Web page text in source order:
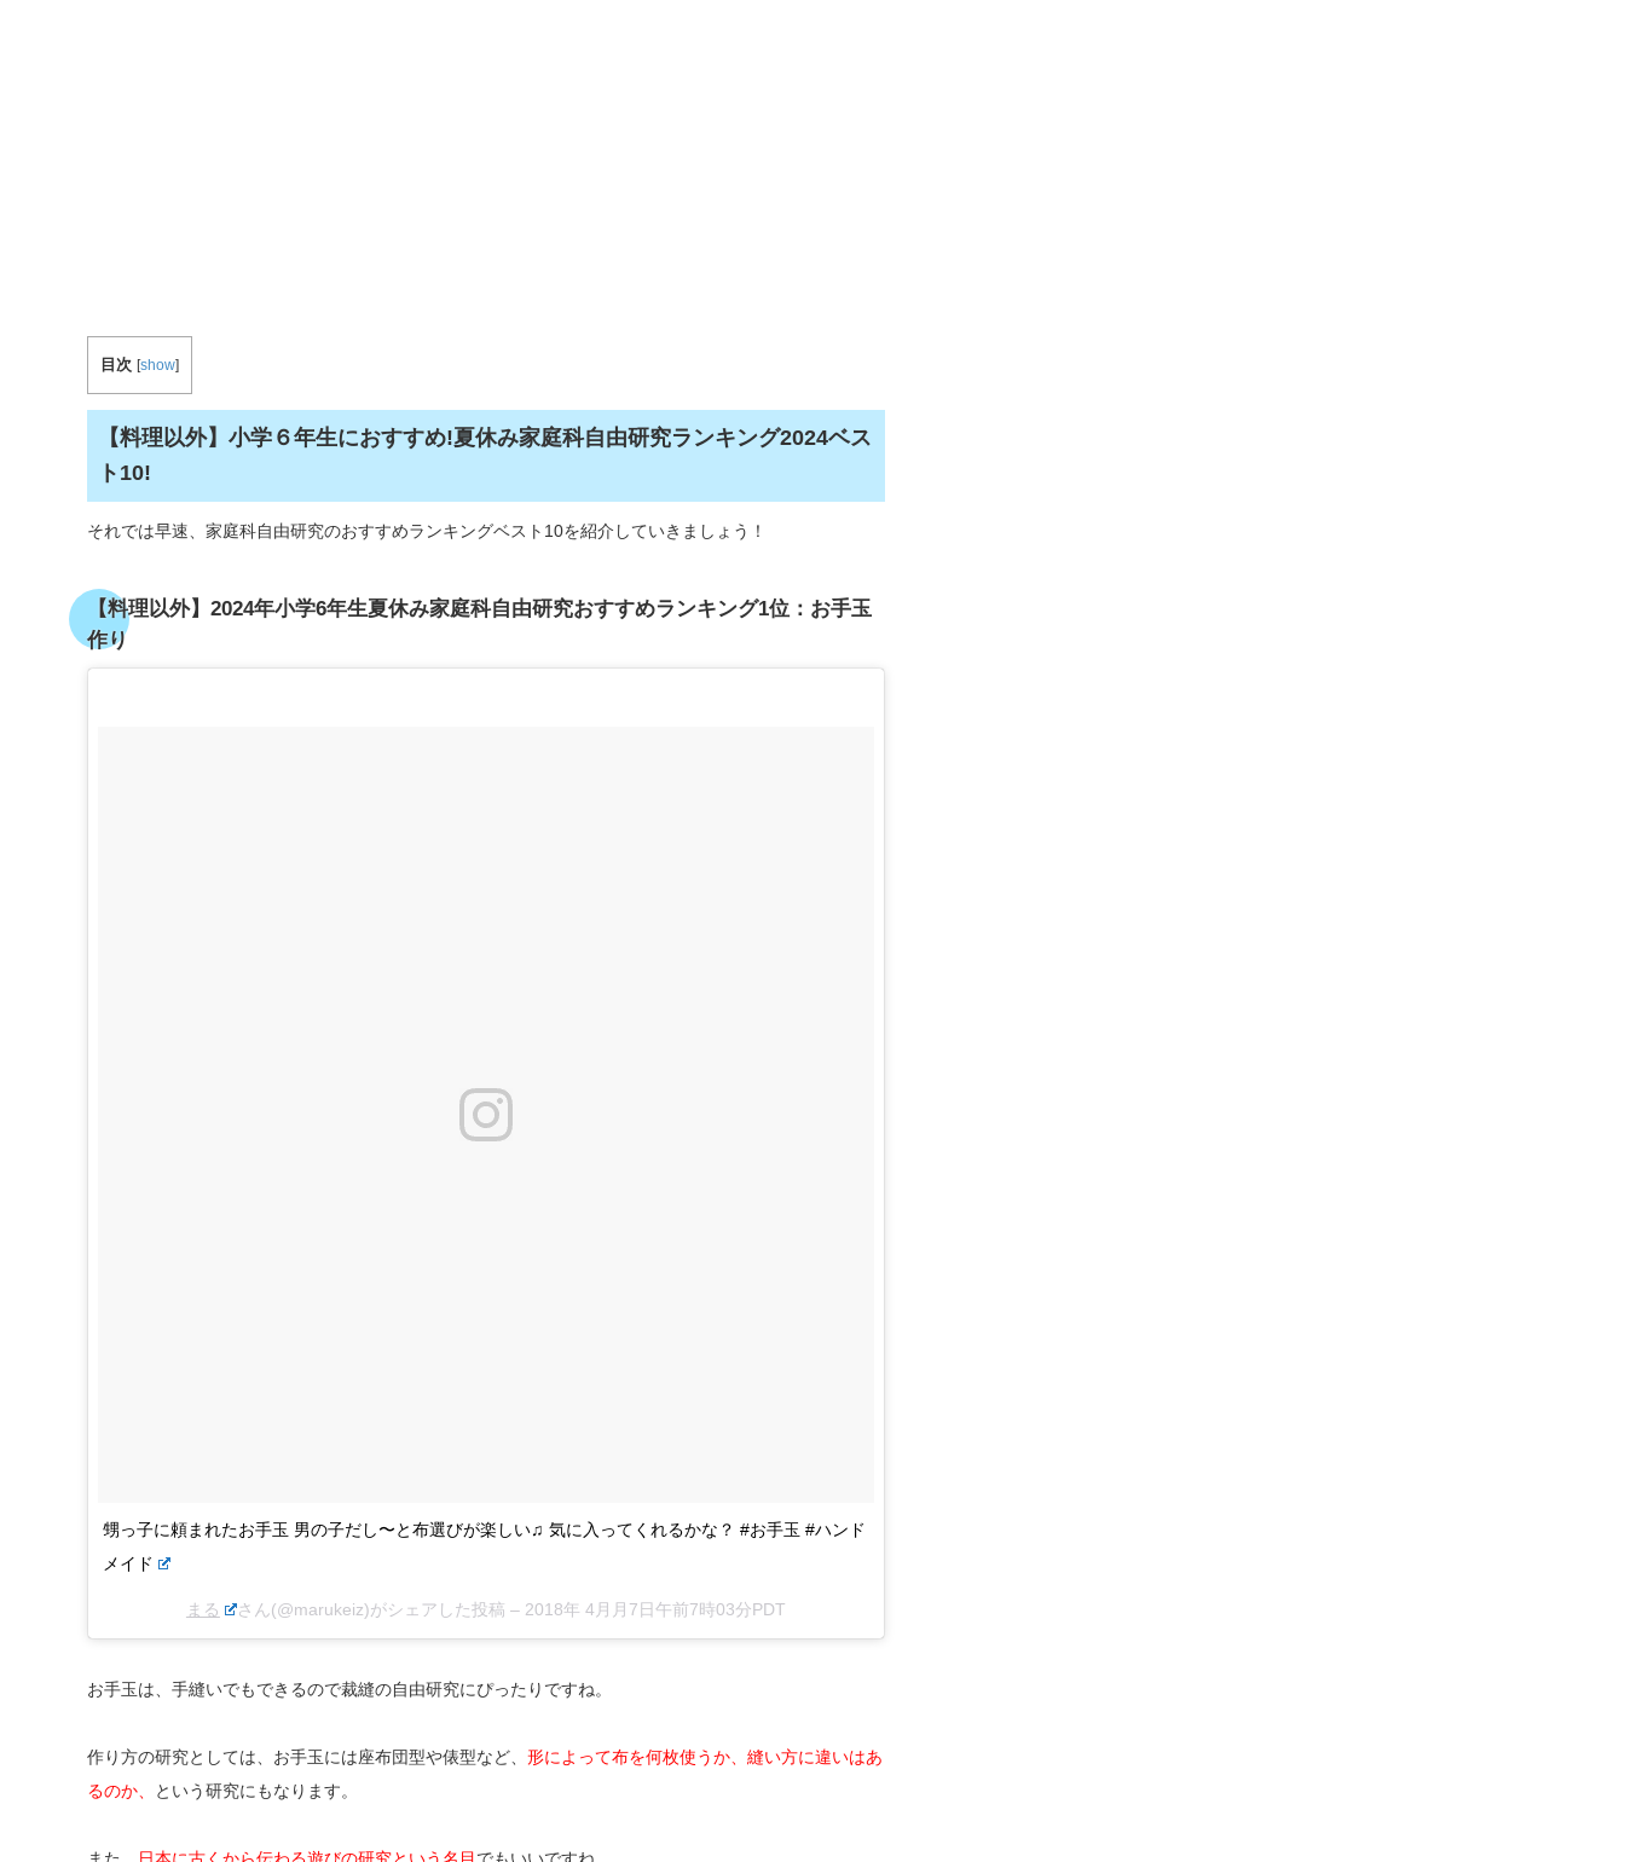
目次 [show]
【料理以外】小学６年生におすすめ!夏休み家庭科自由研究ランキング2024ベス
ト10!
それでは早速、家庭科自由研究のおすすめランキングベスト10を紹介していきましょう！
【料理以外】2024年小学6年生夏休み家庭科自由研究おすすめランキング1位：お手玉
作り
甥っ子に頼まれたお手玉 男の子だし〜と布選びが楽しい♫ 気に入ってくれるかな？ #お手玉 #ハンド
メイド
まる さん(@marukeiz)がシェアした投稿 – 2018年 4月月7日午前7時03分PDT
お手玉は、手縫いでもできるので裁縫の自由研究にぴったりですね。
作り方の研究としては、お手玉には座布団型や俵型など、 形によって布を何枚使うか、縫い方に違いはあ
るのか、
という研究にもなります。